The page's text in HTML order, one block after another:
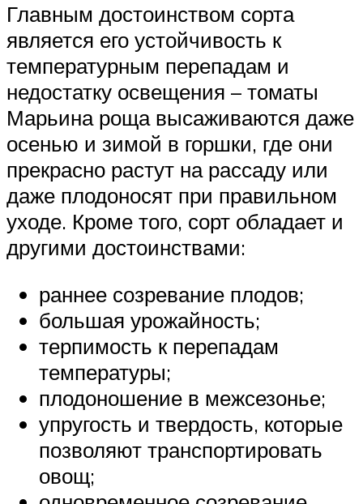
Главным достоинством сорта
является его устойчивость к
температурным перепадам и
недостатку освещения – томаты
Марьина роща высаживаются даже
осенью и зимой в горшки, где они
прекрасно растут на рассаду или
даже плодоносят при правильном
уходе. Кроме того, сорт обладает и
другими достоинствами:
раннее созревание плодов;
большая урожайность;
терпимость к перепадам
температуры;
плодоношение в межсезонье;
упругость и твердость, которые
позволяют транспортировать
овощ;